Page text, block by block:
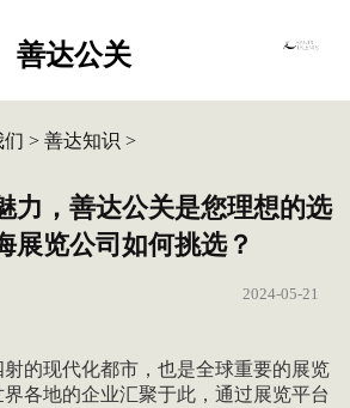
善达公关
们 > 善达知识 >
力，善达公关是您理想的选
展览公司如何挑选？
2024-05-21
的现代化都市，也是全球重要的展览
各地的企业汇聚于此，通过展览平台